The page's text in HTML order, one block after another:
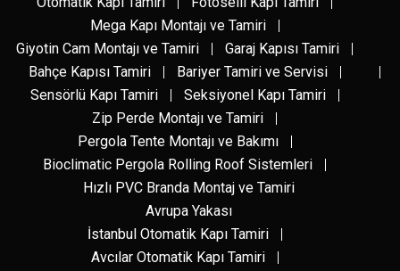
Mega Kapı Montajı ve Tamiri
Giyotin Cam Montajı ve Tamiri
Garaj Kapısı Tamiri
Bahçe Kapısı Tamiri
Bariyer Tamiri ve Servisi
Sensörlü Kapı Tamiri
Seksiyonel Kapı Tamiri
Zip Perde Montajı ve Tamiri
Pergola Tente Montajı ve Bakımı
Bioclimatic Pergola Rolling Roof Sistemleri
Hızlı PVC Branda Montaj ve Tamiri
Avrupa Yakası
İstanbul Otomatik Kapı Tamiri
Avcılar Otomatik Kapı Tamiri